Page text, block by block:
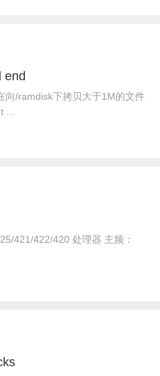
end
/ramdisk下拷贝大于1M的文件
421/422/420 处理器 主频：